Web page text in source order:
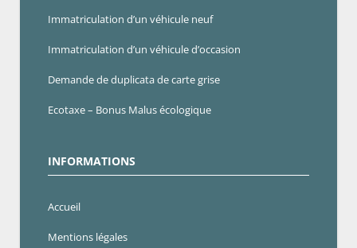
Immatriculation d’un véhicule neuf
Immatriculation d’un véhicule d’occasion
Demande de duplicata de carte grise
Ecotaxe – Bonus Malus écologique
INFORMATIONS
Accueil
Mentions légales